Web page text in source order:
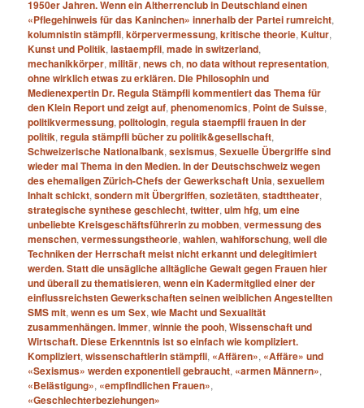
1950er Jahren. Wenn ein Altherrenclub in Deutschland einen
«Pflegehinweis für das Kaninchen» innerhalb der Partei rumreicht,
kolumnistin stämpfli,körpervermessung,kritische theorie,Kultur,
Kunst und Politik,lastaempfli,made in switzerland,
mechanikkörper,militär,news ch,no data without representation,
ohne wirklich etwas zu erklären. Die Philosophin und
Medienexpertin Dr. Regula Stämpfli kommentiert das Thema für
den Klein Report und zeigt auf,phenomenomics, Point de Suisse,
politikvermessung,politologin,regula staempfli frauen in der
politik,regula stämpfli bücher zu politik&gesellschaft,
Schweizerische Nationalbank,sexismus,Sexuelle Übergriffe sind
wieder mal Thema in den Medien. In der Deutschschweiz wegen
des ehemaligen Zürich-Chefs der Gewerkschaft Unia,sexuellem
Inhalt schickt,sondern mit Übergriffen,sozietäten,stadttheater,
strategische synthese geschlecht,twitter,ulm hfg,um eine
unbeliebte Kreisgeschäftsführerin zu mobben,vermessung des
menschen,vermessungstheorie,wahlen,wahlforschung,weil die
Techniken der Herrschaft meist nicht erkannt und delegitimiert
werden. Statt die unsägliche alltägliche Gewalt gegen Frauen hier
und überall zu thematisieren,wenn ein Kadermitglied einer der
einflussreichsten Gewerkschaften seinen weiblichen Angestellten
SMS mit,wenn es um Sex,wie Macht und Sexualität
zusammenhängen. Immer,winnie the pooh,Wissenschaft und
Wirtschaft. Diese Erkenntnis ist so einfach wie kompliziert.
Kompliziert,wissenschaftlerin stämpfli, «Affären», «Affäre» und
«Sexismus» werden exponentiell gebraucht, «armen Männern»,
«Belästigung», «empfindlichen Frauen»,
«Geschlechterbeziehungen»